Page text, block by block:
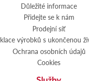
Důležité informace
Přidejte se k nám
Prodejní síť
výrobků s ukončenou
Ochrana osobních údajů
Cookies